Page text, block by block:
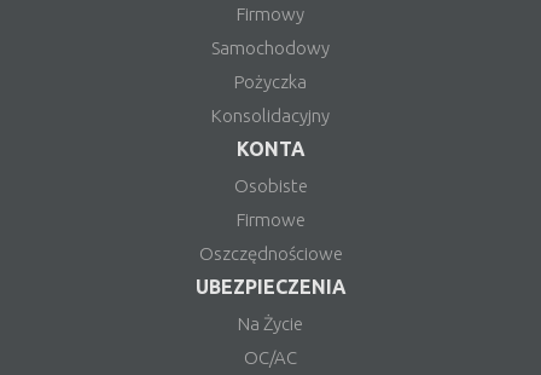
Firmowy
Samochodowy
Pożyczka
Konsolidacyjny
KONTA
Osobiste
Firmowe
Oszczędnościowe
UBEZPIECZENIA
Na Życie
OC/AC